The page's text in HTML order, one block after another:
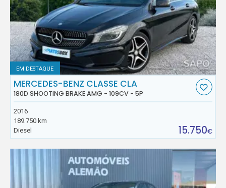
EM DESTAQUE
MERCEDES-BENZ CLASSE CLA
180D SHOOTING BRAKE AMG - 109CV - 5P
2016
189.750 km
Diesel
15.750€